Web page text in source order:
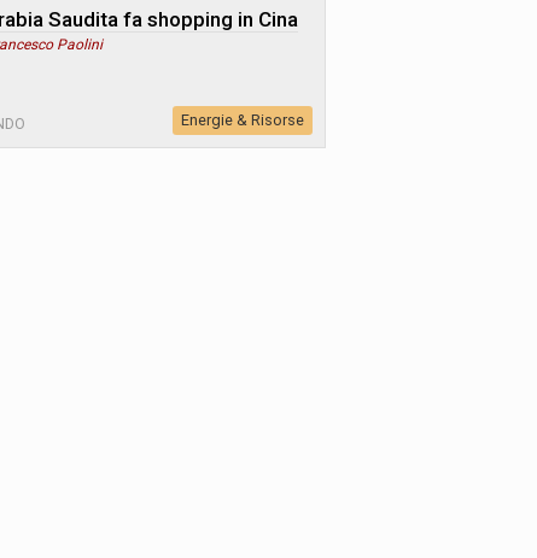
Saudita fa shopping in Cina
Paolini
Energie & Risorse